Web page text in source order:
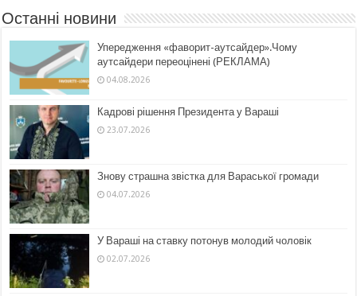
Останні новини
Упередження «фаворит-аутсайдер».Чому
аутсайдери переоцінені (РЕКЛАМА)
04.08.2026
Кадрові рішення Президента у Вараші
23.07.2026
Знову страшна звістка для Вараської громади
04.07.2026
У Вараші на ставку потонув молодий чоловік
02.07.2026